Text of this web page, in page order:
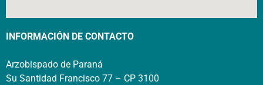
INFORMACIÓN DE CONTACTO
Arzobispado de Paraná
Su Santidad Francisco 77 – CP 3100